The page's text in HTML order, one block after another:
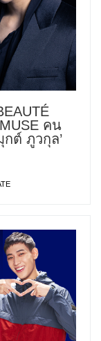
คน
ต์ ภูวกุล’